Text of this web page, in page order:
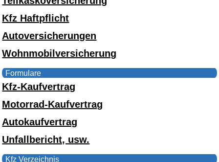
Kfz Haftpflicht
Autoversicherungen
Wohnmobilversicherung
Formulare
Kfz-Kaufvertrag
Motorrad-Kaufvertrag
Autokaufvertrag
Unfallbericht, usw.
Kfz Verzeichnis